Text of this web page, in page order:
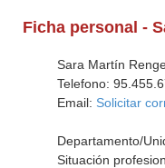
Ficha personal -
Sara Martín
Telefono:
Email: Solicitar
Departamento/
Situación